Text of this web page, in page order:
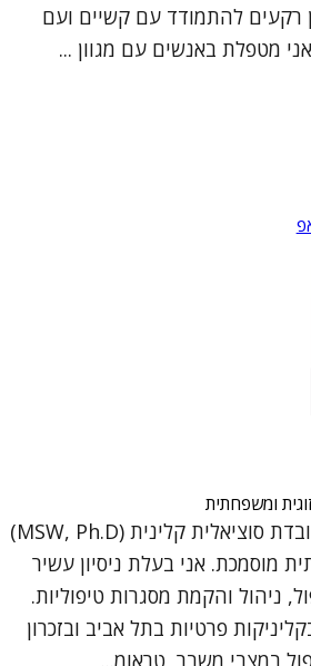
רקעים להתמודד עם קשיים ועם
מטפלת באנשים עם מגוון ...
ומשפחתית
שמי ד"ר תלמה כהן, עובדת סוציאלית קלינית (MSW, Ph.D)
מוסמכת. אני בעלת ניסיון עשיר
בטיפול, ניהול והקמת מסגרות טיפוליות.
פרטיות בתל אביב ובזכרון
במצבי משבר, טראומ...